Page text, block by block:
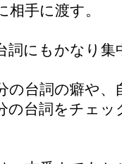
手に渡す。
詞にもかなり集
の台詞の癖や、
の台詞をチェ